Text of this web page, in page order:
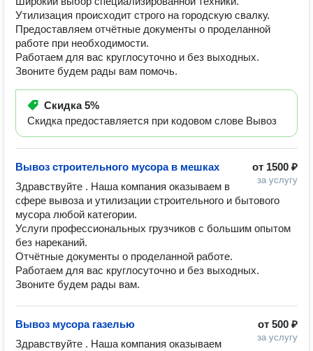
Утилизация происходит строго на городскую свалку.
Предоставляем отчётные документы о проделанной
работе при необходимости.
Работаем для вас круглосуточно и без выходных.
Звоните будем рады вам помочь.
Скидка5%
Скидка предоставляется при кодовом слове Вывоз
от 1500 ₽
за услугу
Вывоз строительного мусора в мешках
Здравствуйте . Наша компания оказываем в
сфере вывоза и утилизации строительного и бытового
мусора любой категории.
Услуги профессиональных грузчиков с большим опытом
без нареканий.
Отчётные документы о проделанной работе.
Работаем для вас круглосуточно и без выходных.
Звоните будем рады вам.
от 500 ₽
за услугу
Вывоз мусора газелью
Здравствуйте . Наша компания оказываем